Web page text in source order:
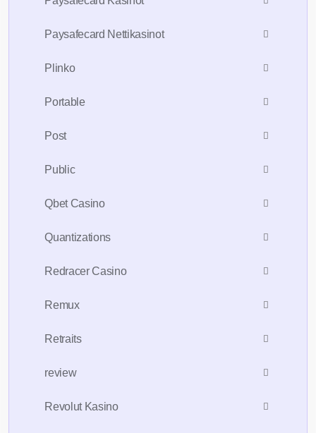
Paysafecard Nettikasinot
Plinko
Portable
Post
Public
Qbet Casino
Quantizations
Redracer Casino
Remux
Retraits
review
Revolut Kasino